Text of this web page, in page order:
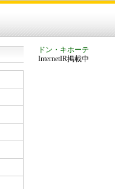
ドン・キホーテ
InternetIR掲載中